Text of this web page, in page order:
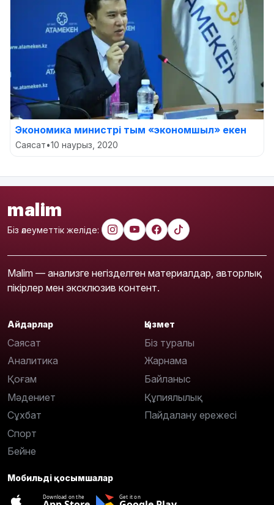
Экономика министрі тым «экономшыл» екен
Саясат•10 наурыз, 2020
malim
Біз әлеуметтік желіде:
Malim — анализге негізделген материалдар, авторлық
пікірлер мен эксклюзив контент.
Айдарлар
Саясат
Аналитика
Қоғам
Мәдениет
Сұхбат
Спорт
Бейне
Қызмет
Біз туралы
Жарнама
Байланыс
Құпиялылық
Пайдалану ережесі
Мобильді қосымшалар
Download on the Get it on